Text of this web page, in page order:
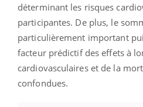
déterminant les risques
participantes. De plus, le
particulièrement important
facteur prédictif des effets à
cardiovasculaires et de la
confondues.